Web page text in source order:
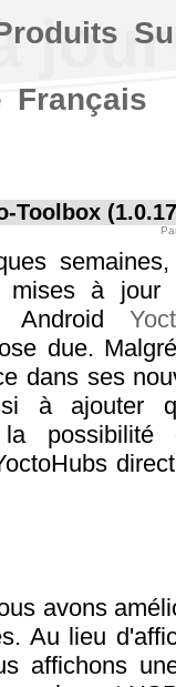
Toolbox
mises à jour
Android
due.
dans ses
à ajouter
la
avons
Au lieu
affichons
Français